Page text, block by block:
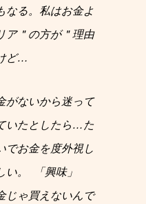
なる。私はお金よ
ア＂の方が＂理由
ど…
がないから迷って
いたとしたら… た
でお金を度外視し
。
「興味」
じゃ買えないんで